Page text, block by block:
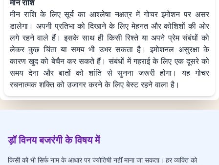
मीन राशि
मीन राशि के लिए सूर्य का आश्लेषा नक्षत्र में गोचर इमोशन पर असर
डालेगा। अपनी प्रतिभा को दिखाने के लिए मेहनत और कोशिशों की ओर
लगे रहने वाले हैं। इसके साथ ही किसी रिश्ते या अपने प्रेम संबंधों को
लेकर कुछ चिंता या समय भी उभर सकता है। इमोशनल असुरक्षा के
कारण खुद को बेचैन कर सकते हैं। संबंधों में गहराई के लिए एक दूसरे को
समय देना और बातों को शांति से सुनना जरूरी होगा। यह गोचर
रचनात्मक शक्ति को उजागर करने के लिए बेस्ट रहने वाला है।
ड़ॉ विनय बजरंगी के विषय में
किसी को भी सिर्फ नाम के आधार पर ज्योतिषी नहीं माना जा सकता। हर व्यक्ति को